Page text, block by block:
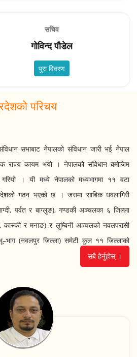
सचिव
गोविन्द पौडेल
पुरा विवरण
परिचय
सभाबाट नेपालको संविधान जारी भई नेपाल
राज्य कायम भयो । नेपालको संविधान बमोजिम
। यी मध्ये नेपालको मध्यभागमा ११ वटा
गठन भएको छ । जसमा साबिक धवलागिरी
पर्वत र बाग्लुङ), गण्डकी अञ्चलका ६ जिल्ला
र मनाङ) र लुम्बिनी अञ्चलको नवलपरासी
भू–भाग (नवलपुर जिल्ला) समेटी कुल ११ जिल्लाको
गण्डकी प्रदेशमा ११ जिल्ला (कास्की, स्याङ्जा,
कूल निर्वाचन क्षेत्र ३६ वटा छन् ।
प्रणालीबाट ३६ जना र समानुपातिक निर्वाचित
जना माननीय सदस्यहरु रहने व्यवस्था छ । वर्तमान
३९ जना र महिला माननीयको संख्या २१ जना छ
२७ जना, नेपाली कम्युनिस्ट पार्टीबाट एमालेबाट
सबै हेर्नुहोस् ।